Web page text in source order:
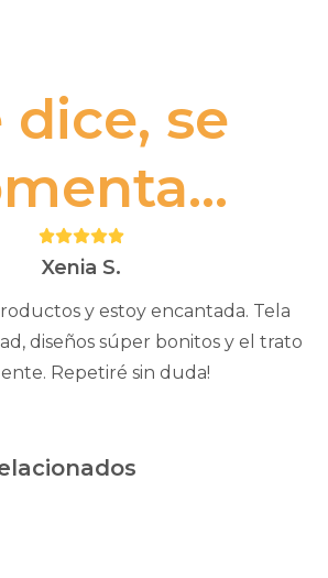
dice, se
Puntuación:
5Xenia S.
y estoy encantada. Tela
diseños súper bonitos y el trato
Repetiré sin duda!